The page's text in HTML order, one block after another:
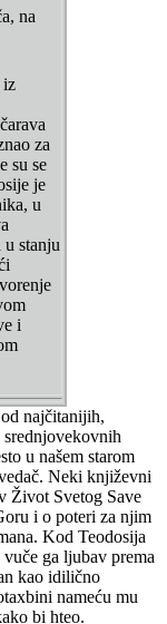
na
iz
za
su se
je
u
stanju
i
najčitanijih,
u našem starom
Neki književni
Život Svetog Save
i o poteri za njim
Kod Teodosija
ga ljubav prema
kao idilično
nameću mu
bi hteo.